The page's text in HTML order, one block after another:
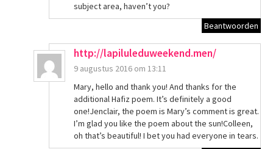
subject area, haven’t you?
Beantwoorden
http://lapiluleduweekend.men/
9 augustus 2016 om 13:11
Mary, hello and thank you! And thanks for the
additional Hafiz poem. It’s definitely a good
one!Jenclair, the poem is Mary’s comment is great.
I’m glad you like the poem about the sun!Colleen,
oh that’s beautiful! I bet you had everyone in tears.